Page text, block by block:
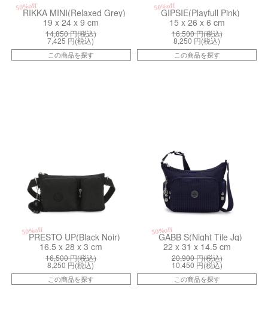
50%off
RIKKA MINI(Relaxed Grey)
19 x 24 x 9 cm
14,850円(税込)
7,425 円(税込)
この商品を探す
50%off
GIPSIE(Playfull Pink)
15 x 26 x 6 cm
16,500円(税込)
8,250 円(税込)
この商品を探す
50%off
PRESTO UP(Black Noir)
16.5 x 28 x 3 cm
16,500円(税込)
8,250 円(税込)
この商品を探す
50%off
GABB S(Night Tile Jq)
22 x 31 x 14.5 cm
20,900円(税込)
10,450 円(税込)
この商品を探す